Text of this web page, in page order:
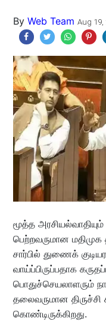
By Web Team Aug 19,
மூத்த
பெற்றவருமான
சார்பில் துணைக்
வாய்ப்பிருப்பதாக
பொதுச்செயலாளரும்
தலைவருமான திருச்சி
கொண்டிருக்கிறது.